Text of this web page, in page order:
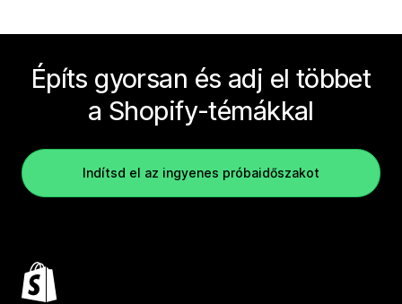
Építs gyorsan és adj el többet
a Shopify-témákkal
Indítsd el az ingyenes próbaidőszakot